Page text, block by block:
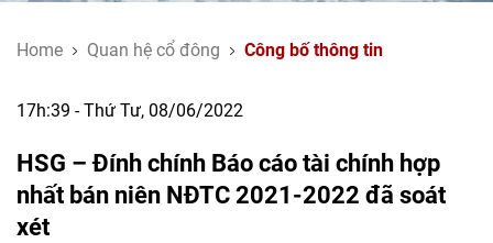
Home Quan hệ cổ đông Công bố thông tin
17h:39 - Thứ Tư, 08/06/2022
HSG – Đính chính Báo cáo tài chính hợp
nhất bán niên NĐTC 2021-2022 đã soát
xét